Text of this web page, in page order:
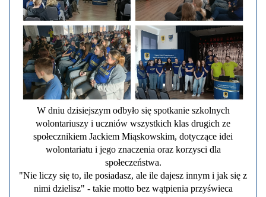
W dniu dzisiejszym odbyło się spotkanie szkolnych
wolontariuszy i uczniów wszystkich klas drugich ze
społecznikiem Jackiem Miąskowskim, dotyczące idei
wolontariatu i jego znaczenia oraz korzysci dla
społeczeństwa.
"Nie liczy się to, ile posiadasz, ale ile dajesz innym i jak się z
nimi dzielisz" - takie motto bez wątpienia przyświeca